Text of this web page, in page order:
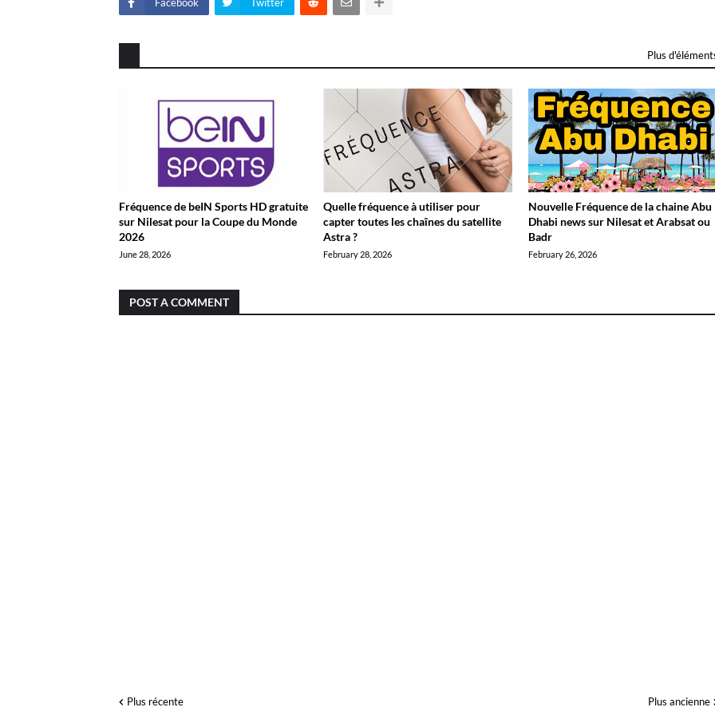
Plus
Fréquence de beIN Sports HD gratuite
sur Nilesat pour la Coupe du Monde
2026
June 28, 2026
Quelle fréquence à utiliser pour
capter toutes les chaînes du satellite
Astra ?
February 28, 2026
Nouvelle Fréquence de la chaine Abu
Dhabi news sur Nilesat et Arabsat ou
Badr
February 26, 2026
POST A COMMENT
Plus récente Plus ancienne